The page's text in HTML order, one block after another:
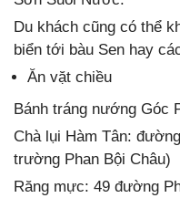
Du khách cũng có thể
biển tới bàu Sen hay
Ăn vặt chiều
Bánh tráng nướng Góc
Chà lụi Hàm Tân:
trường Phan Bội Châu)
Răng mực: 49 đường